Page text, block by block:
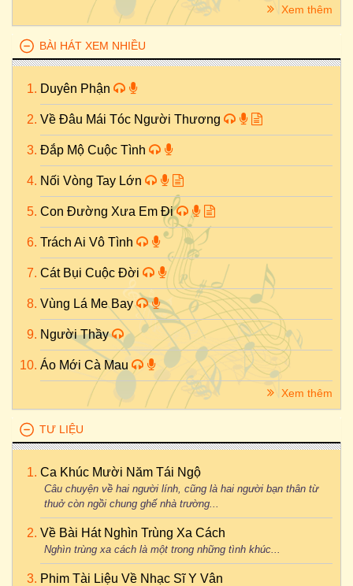
Xem thêm
BÀI HÁT XEM NHIỀU
Duyên Phận
Về Đâu Mái Tóc Người Thương
Đắp Mộ Cuộc Tình
Nối Vòng Tay Lớn
Con Đường Xưa Em Đi
Trách Ai Vô Tình
Cát Bụi Cuộc Đời
Vùng Lá Me Bay
Người Thầy
Áo Mới Cà Mau
Xem thêm
TƯ LIỆU
Ca Khúc Mười Năm Tái Ngộ
Câu chuyện về hai người lính, cũng là hai người bạn thân từ
thuở còn ngồi chung ghế nhà trường...
Về Bài Hát Nghìn Trùng Xa Cách
Nghìn trùng xa cách là một trong những tình khúc...
Phim Tài Liệu Về Nhạc Sĩ Y Vân